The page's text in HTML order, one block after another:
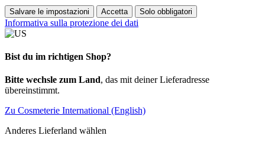
Salvare le impostazioni Accetta Solo obbligatori
Informativa sulla protezione dei dati
Bist du im richtigen Shop?
Bitte wechsle zum Land, das mit deiner Lieferadresse
übereinstimmt.
Zu Cosmeterie International (English)
Anderes Lieferland wählen